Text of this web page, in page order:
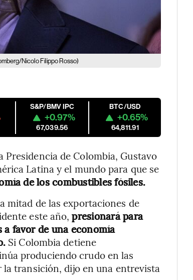
Nicolo Filippo Rosso)
S&P/BMV IPC
+0.97%
67,039.56
BTC/USD
+0.65%
64,811.91
de Colombia, Gustavo
Latina y el mundo para que se
de los combustibles fósiles.
mitad de las exportaciones de
este año,presionará para
favor de una economía
Si Colombia detiene
produciendo crudo en las
transición, dijo en una entrevista